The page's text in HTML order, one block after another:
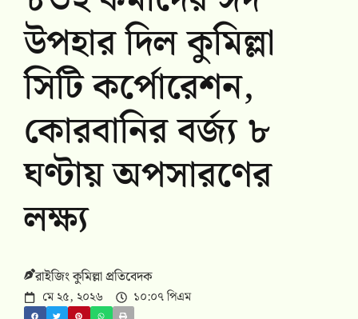
উপহার দিল কুমিল্লা
সিটি কর্পোরেশন,
কোরবানির বর্জ্য ৮
ঘণ্টায় অপসারণের
লক্ষ্য
রাইজিং কুমিল্লা প্রতিবেদক
মে ২৫, ২০২৬ ১০:০৭ পিএম